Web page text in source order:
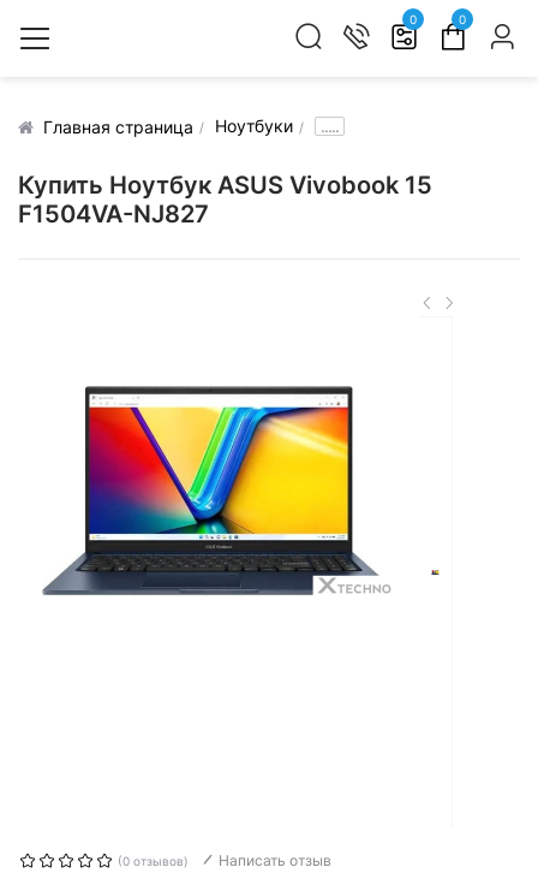
0 0
Главная страница Ноутбуки .....
Купить Ноутбук ASUS Vivobook 15
F1504VA-NJ827
(0 отзывов) Написать отзыв